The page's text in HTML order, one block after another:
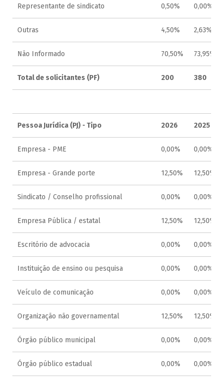
Representante de sindicato 0,50% 0,00%
Outras 4,50% 2,63%
Não Informado 70,50% 73,95%
Total de solicitantes (PF) 200 380
Pessoa Jurídica (PJ) - Tipo 2026 2025
Empresa - PME 0,00% 0,00%
Empresa - Grande porte 12,50% 12,50%
Sindicato / Conselho profissional 0,00% 0,00%
Empresa Pública / estatal 12,50% 12,50%
Escritório de advocacia 0,00% 0,00%
Instituição de ensino ou pesquisa 0,00% 0,00%
Veículo de comunicação 0,00% 0,00%
Organização não governamental 12,50% 12,50%
Órgão público municipal 0,00% 0,00%
Órgão público estadual 0,00% 0,00%